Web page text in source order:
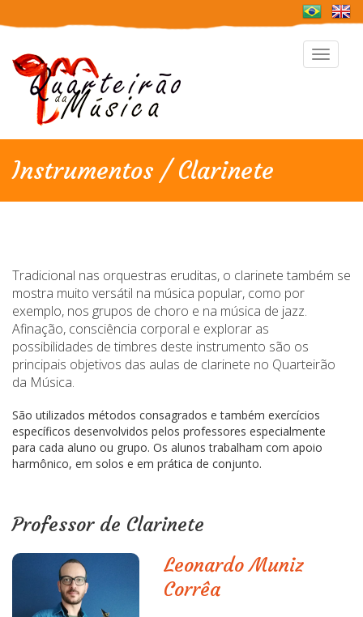
Toggle
Instrumentos / Clarinete
Tradicional nas orquestras eruditas, o clarinete também se
mostra muito versátil na música popular, como por
exemplo, nos grupos de choro e na música de jazz.
Afinação, consciência corporal e explorar as
possibilidades de timbres deste instrumento são os
principais objetivos das aulas de clarinete no Quarteirão
da Música.
São utilizados métodos consagrados e também exercícios
específicos desenvolvidos pelos professores especialmente
para cada aluno ou grupo. Os alunos trabalham com apoio
harmônico, em solos e em prática de conjunto.
Professor de Clarinete
Leonardo Muniz
Corrêa